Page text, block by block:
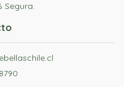
Segura.